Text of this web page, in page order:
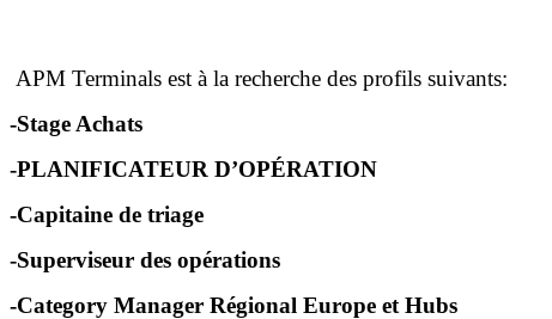
APM Terminals est à la recherche des profils suivants:
-Stage Achats
-PLANIFICATEUR D’OPÉRATION
-Capitaine de triage
-Superviseur des opérations
-Category Manager Régional Europe et Hubs